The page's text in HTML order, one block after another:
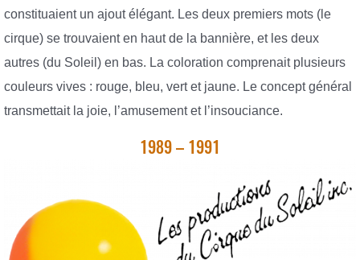
constituaient un ajout élégant. Les deux premiers mots (le
cirque) se trouvaient en haut de la bannière, et les deux
autres (du Soleil) en bas. La coloration comprenait plusieurs
couleurs vives : rouge, bleu, vert et jaune. Le concept général
transmettait la joie, l’amusement et l’insouciance.
1989 – 1991